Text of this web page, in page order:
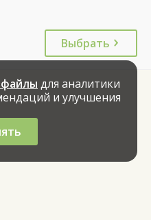
Выбрать
для аналитики
и улучшения